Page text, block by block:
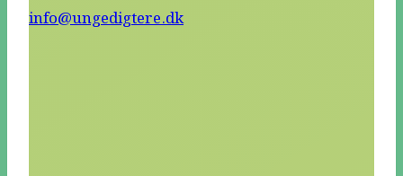
info@ungedigtere.dk